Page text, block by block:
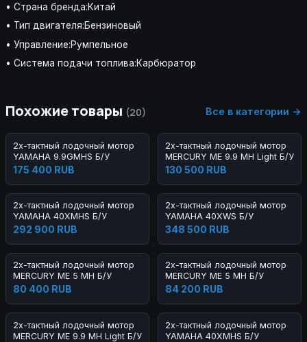
• Страна бренда:Китай
• Тип двигателя:Бензиновый
• Управление:Румпельное
• Система подачи топлива:Карбюратор
Похожие товары (20) Все в категории →
2х-тактный лодочный мотор
YAMAHA 9.9GMHS Б/У
175 400 RUB
2х-тактный лодочный мотор
MERCURY ME 9.9 MH Light Б/У
130 500 RUB
2х-тактный лодочный мотор
YAMAHA 40XMHS Б/У
292 900 RUB
2х-тактный лодочный мотор
YAMAHA 40XWS Б/У
348 500 RUB
2х-тактный лодочный мотор
MERCURY ME 5 MH Б/У
80 400 RUB
2х-тактный лодочный мотор
MERCURY ME 5 MH Б/У
84 200 RUB
2х-тактный лодочный мотор
MERCURY ME 9.9 MH Light Б/У
2х-тактный лодочный мотор
YAMAHA 40XMHS Б/У